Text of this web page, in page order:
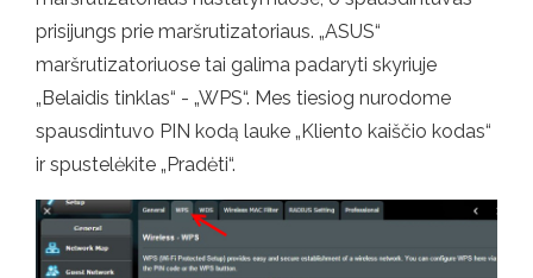
prisijungs prie maršrutizatoriaus. „ASUS“
maršrutizatoriuose tai galima padaryti skyriuje
„Belaidis tinklas“ - „WPS“. Mes tiesiog nurodome
spausdintuvo PIN kodą lauke „Kliento kaiščio kodas“
ir spustelėkite „Pradėti“.